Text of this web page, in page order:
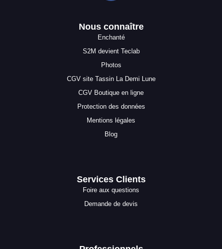
Nous connaître
Enchanté
S2M devient Teclab
Photos
CGV site Tassin La Demi Lune
CGV Boutique en ligne
Protection des données
Mentions légales
Blog
Services Clients
Foire aux questions
Demande de devis